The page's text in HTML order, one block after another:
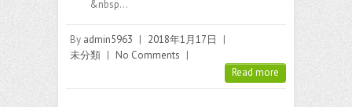
&nbsp…
By admin5963 | 2018年1月17日
|
未分類 | No Comments |
Read more